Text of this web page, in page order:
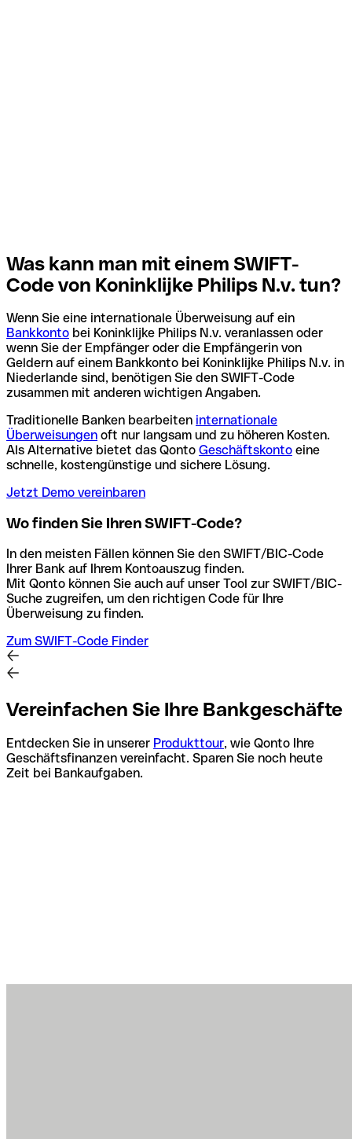
Was kann man mit einem SWIFT-
Code von Koninklijke Philips N.v. tun?
Wenn Sie eine internationale Überweisung auf ein
Bankkonto bei Koninklijke Philips N.v. veranlassen oder
wenn Sie der Empfänger oder die Empfängerin von
Geldern auf einem Bankkonto bei Koninklijke Philips N.v. in
Niederlande sind, benötigen Sie den SWIFT-Code
zusammen mit anderen wichtigen Angaben.
Traditionelle Banken bearbeiten internationale
Überweisungen oft nur langsam und zu höheren Kosten.
Als Alternative bietet das Qonto Geschäftskonto eine
schnelle, kostengünstige und sichere Lösung.
Jetzt Demo vereinbaren
Wo finden Sie Ihren SWIFT-Code?
In den meisten Fällen können Sie den SWIFT/BIC-Code
Ihrer Bank auf Ihrem Kontoauszug finden.
Mit Qonto können Sie auch auf unser Tool zur SWIFT/BIC-
Suche zugreifen, um den richtigen Code für Ihre
Überweisung zu finden.
Zum SWIFT-Code Finder
Vereinfachen Sie Ihre Bankgeschäfte
Entdecken Sie in unserer Produkttour, wie Qonto Ihre
Geschäftsfinanzen vereinfacht. Sparen Sie noch heute
Zeit bei Bankaufgaben.